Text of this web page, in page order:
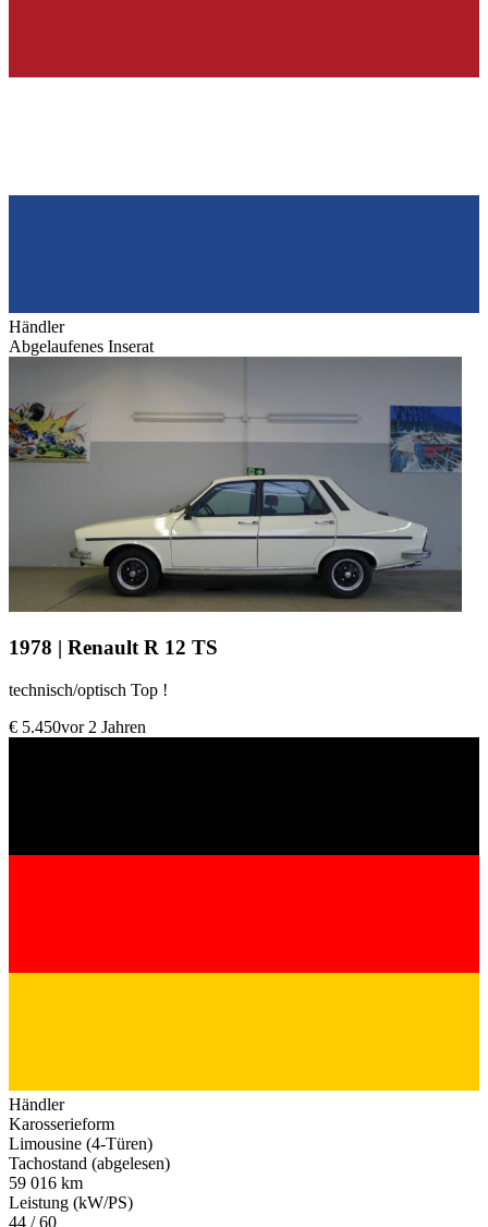
Händler
Abgelaufenes Inserat
1978 | Renault R 12 TS
technisch/optisch Top !
€ 5.450vor 2 Jahren
Händler
Karosserieform
Limousine (4-Türen)
Tachostand (abgelesen)
59 016 km
Leistung (kW/PS)
44 / 60